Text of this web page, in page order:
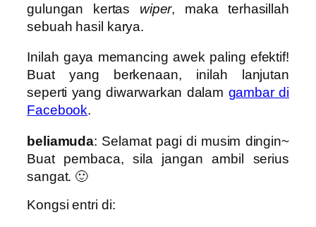
gulungan kertas wiper, maka terhasillah
sebuah hasil karya.
Inilah gaya memancing awek paling efektif!
Buat yang berkenaan, inilah lanjutan
seperti yang diwarwarkan dalam gambar di
Facebook.
beliamuda: Selamat pagi di musim dingin~
Buat pembaca, sila jangan ambil serius
sangat. 🙂
Kongsi entri di: